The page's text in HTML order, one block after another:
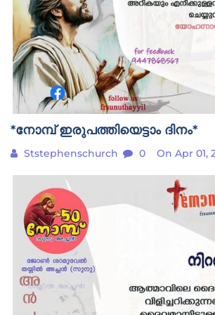
*നോമ്പ് ഇരുപത്തിയെട്ടാം ദിനം*
Ststephenschurch 0 On Apr 01,